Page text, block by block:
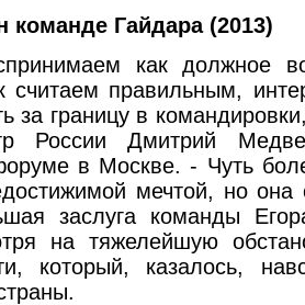
команде Гайдара (2013)
как должное
считаем правильным,
за границу в
России Дмитрий
в Москве. - Чуть
мечтой, но
заслуга команды
на тяжелейшую
который, казалось,